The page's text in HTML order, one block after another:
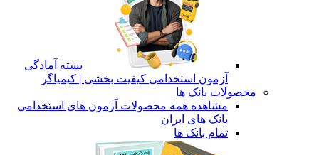
بسته آمادگی
آزمون استخدامی کیفیت بخشی | کیمیاگر
محصولات بانک ها
مشاهده همه محصولات آزمون های استخدامی
بانک های ایران
تمام بانک ها